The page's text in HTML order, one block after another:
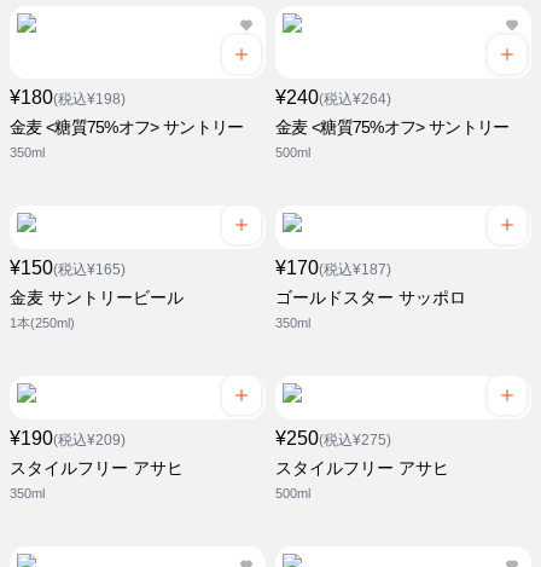
¥180(税込¥198)
金麦 <糖質75%オフ> サントリー
350ml
¥240(税込¥264)
金麦 <糖質75%オフ> サントリー
500ml
¥150(税込¥165)
金麦 サントリービール
1本(250ml)
¥170(税込¥187)
ゴールドスター サッポロ
350ml
¥190(税込¥209)
スタイルフリー アサヒ
350ml
¥250(税込¥275)
スタイルフリー アサヒ
500ml